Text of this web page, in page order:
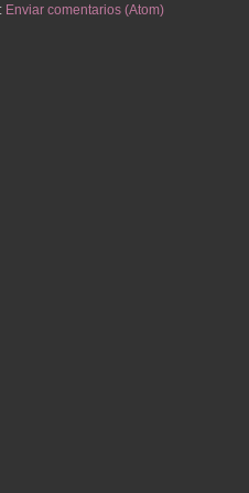
Enviar comentarios (Atom)